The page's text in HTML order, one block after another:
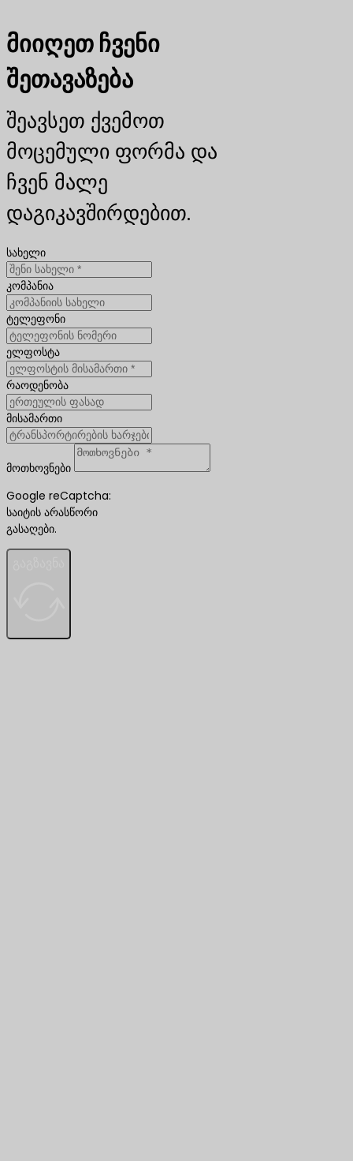
მიიღეთ ჩვენი
შეთავაზება
შეავსეთ ქვემოთ
მოცემული ფორმა და
ჩვენ მალე
დაგიკავშირდებით.
სახელი
კომპანია
ტელეფონი
ელფოსტა
რაოდენობა
მისამართი
მოთხოვნები
Google reCaptcha:
საიტის არასწორი
გასაღები.